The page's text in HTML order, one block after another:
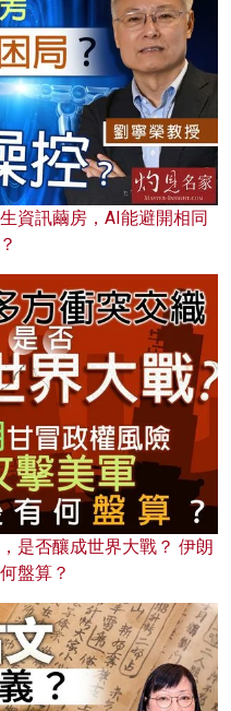
資訊繭房，AI能避開相同
是否釀成世界大戰？ 伊朗
盤算？